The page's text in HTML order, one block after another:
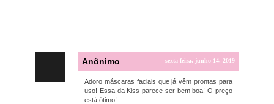
Anônimo sexta-feira, junho 14, 2019
Adoro máscaras faciais que já vêm prontas para
uso! Essa da Kiss parece ser bem boa! O preço
está ótimo!